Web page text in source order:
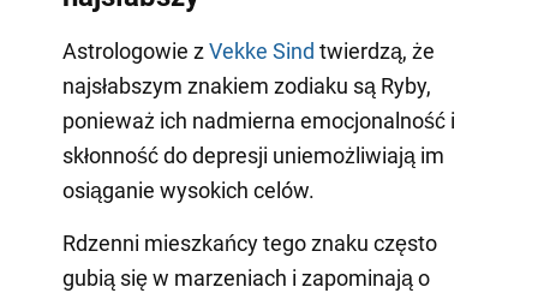
Astrologowie zVekke Sind twierdzą, że
najsłabszym znakiem zodiaku są Ryby,
ponieważ ich nadmierna emocjonalność i
skłonność do depresji uniemożliwiają im
osiąganie wysokich celów.
Rdzenni mieszkańcy tego znaku często
gubią się w marzeniach i zapominają o